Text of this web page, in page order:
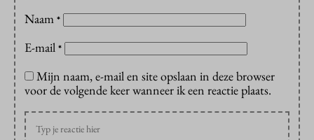
Naam *
E-mail *
Mijn naam, e-mail en site opslaan in deze browser
voor de volgende keer wanneer ik een reactie plaats.